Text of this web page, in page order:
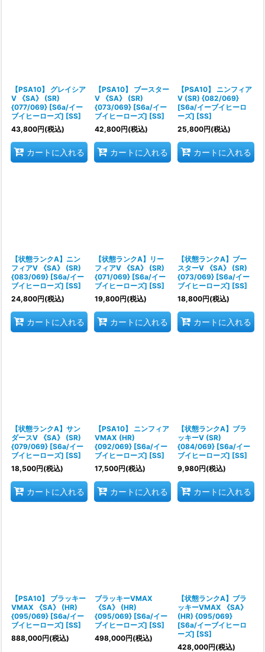
【PSA10】 グレイシア
V 《SA》 (SR)
{077/069} [S6a/イー
ブイヒーローズ] [SS]
43,800円(税込)
カートに入れる
【PSA10】 ブースター
V 《SA》 (SR)
{073/069} [S6a/イー
ブイヒーローズ] [SS]
42,800円(税込)
カートに入れる
【PSA10】 ニンフィア
V (SR) {082/069}
[S6a/イーブイヒーロ
ーズ] [SS]
25,800円(税込)
カートに入れる
【状態ランクA】ニン
フィアV 《SA》 (SR)
{083/069} [S6a/イー
ブイヒーローズ] [SS]
24,800円(税込)
カートに入れる
【状態ランクA】リー
フィアV 《SA》 (SR)
{071/069} [S6a/イー
ブイヒーローズ] [SS]
19,800円(税込)
カートに入れる
【状態ランクA】ブー
スターV 《SA》 (SR)
{073/069} [S6a/イー
ブイヒーローズ] [SS]
18,800円(税込)
カートに入れる
【状態ランクA】サン
ダースV 《SA》 (SR)
{079/069} [S6a/イー
ブイヒーローズ] [SS]
18,500円(税込)
カートに入れる
【PSA10】 ニンフィア
VMAX (HR)
{092/069} [S6a/イー
ブイヒーローズ] [SS]
17,500円(税込)
カートに入れる
【状態ランクA】ブラ
ッキーV (SR)
{084/069} [S6a/イー
ブイヒーローズ] [SS]
9,980円(税込)
カートに入れる
【PSA10】 ブラッキー
VMAX 《SA》 (HR)
{095/069} [S6a/イー
ブイヒーローズ] [SS]
888,000円(税込)
ブラッキーVMAX
《SA》 (HR)
{095/069} [S6a/イー
ブイヒーローズ] [SS]
498,000円(税込)
【状態ランクA】ブラ
ッキーVMAX 《SA》
(HR) {095/069}
[S6a/イーブイヒーロ
ーズ] [SS]
428,000円(税込)